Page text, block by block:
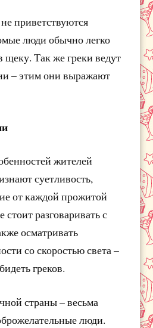
приветствуются
люди обычно легко
щеку. Так же греки ведут
– этим они выражают
жителей
суетливость,
от каждой прожитой
разговаривать с
осматривать
со скоростью света –
греков.
страны – весьма
люди.